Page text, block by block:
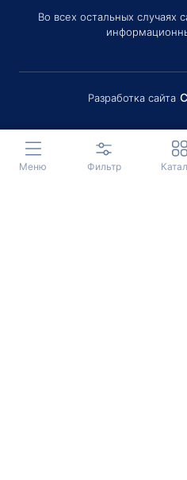
Во всех остальных случаях
Разработка сайта
Меню Фильтр